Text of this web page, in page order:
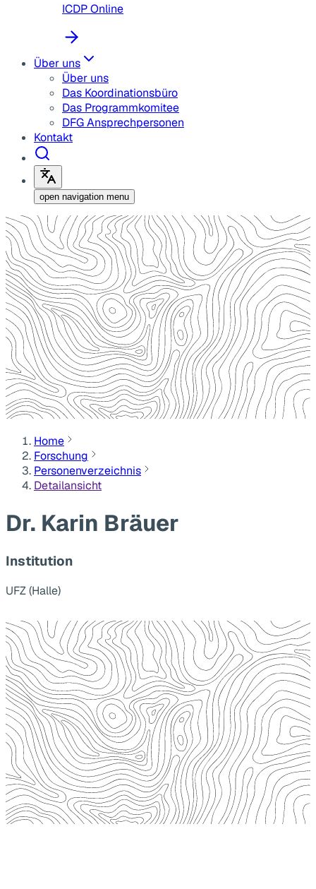
ICDP Online
Über uns
Über uns
Das Koordinationsbüro
Das Programmkomitee
DFG Ansprechpersonen
Kontakt
open navigation menu
Home
Forschung
Personenverzeichnis
Detailansicht
Dr. Karin Bräuer
Institution
UFZ (Halle)